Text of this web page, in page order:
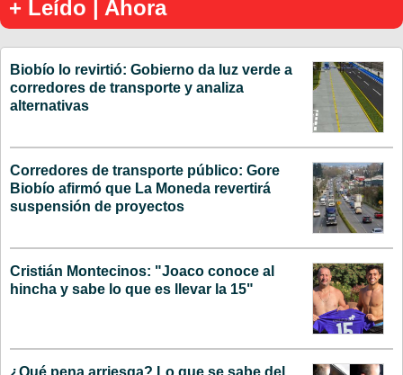
+ Leído | Ahora
Biobío lo revirtió: Gobierno da luz verde a
corredores de transporte y analiza
alternativas
Corredores de transporte público: Gore
Biobío afirmó que La Moneda revertirá
suspensión de proyectos
Cristián Montecinos: "Joaco conoce al
hincha y sabe lo que es llevar la 15"
¿Qué pena arriesga? Lo que se sabe del